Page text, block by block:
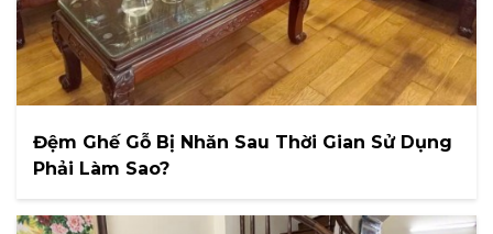
Đệm Ghế Gỗ Bị Nhăn Sau Thời Gian Sử Dụng
Phải Làm Sao?